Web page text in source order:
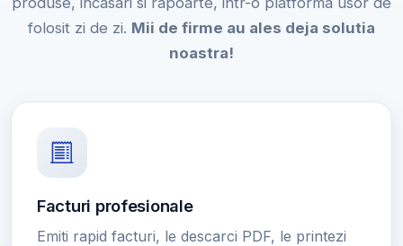
folosit zi de zi. Mii de firme au ales deja solutia
noastra!
Facturi profesionale
Emiti rapid facturi, le descarci PDF, le printezi